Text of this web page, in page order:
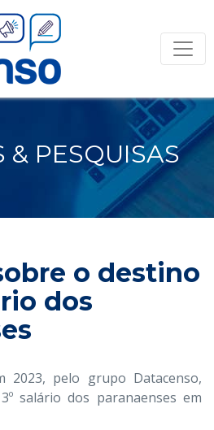
& PESQUISAS
o destino
dos
2023, pelo grupo Datacenso,
salário dos paranaenses em